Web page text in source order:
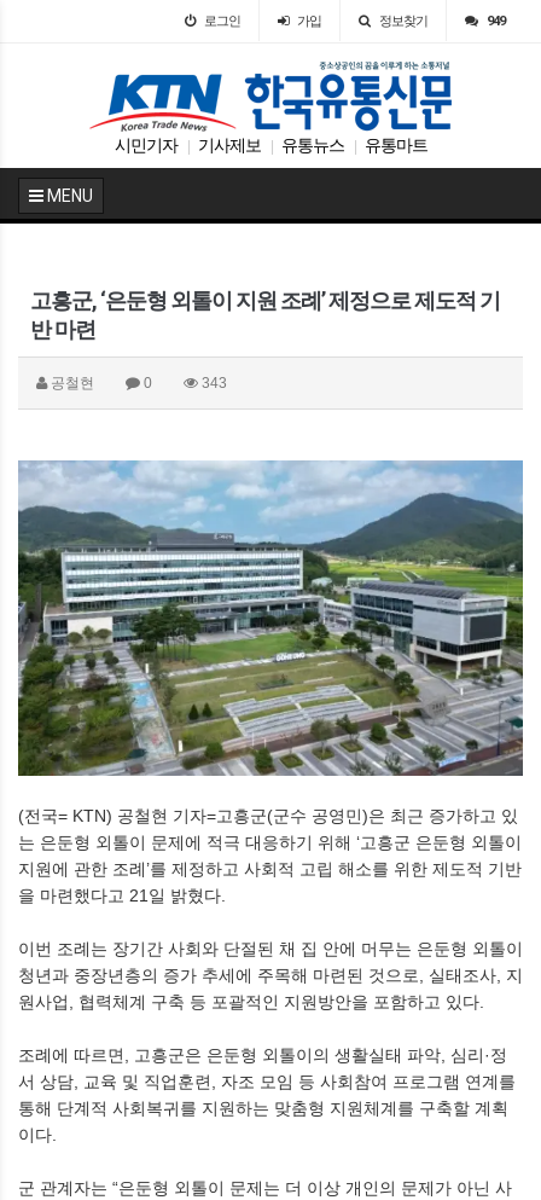
로그인 가입 정보찾기 949
시민기자 기사제보 유통뉴스 유통마트
MENU
고흥군, ‘은둔형 외톨이 지원 조례’ 제정으로 제도적 기
반 마련
공철현 0 343
(전국= KTN) 공철현 기자=고흥군(군수 공영민)은 최근 증가하고 있
는 은둔형 외톨이 문제에 적극 대응하기 위해 ‘고흥군 은둔형 외톨이
지원에 관한 조례’를 제정하고 사회적 고립 해소를 위한 제도적 기반
을 마련했다고 21일 밝혔다.
이번 조례는 장기간 사회와 단절된 채 집 안에 머무는 은둔형 외톨이
청년과 중장년층의 증가 추세에 주목해 마련된 것으로, 실태조사, 지
원사업, 협력체계 구축 등 포괄적인 지원방안을 포함하고 있다.
조례에 따르면, 고흥군은 은둔형 외톨이의 생활실태 파악, 심리·정
서 상담, 교육 및 직업훈련, 자조 모임 등 사회참여 프로그램 연계를
통해 단계적 사회복귀를 지원하는 맞춤형 지원체계를 구축할 계획
이다.
군 관계자는 “은둔형 외톨이 문제는 더 이상 개인의 문제가 아닌 사